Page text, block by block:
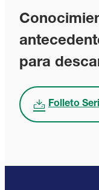
para
Folleto